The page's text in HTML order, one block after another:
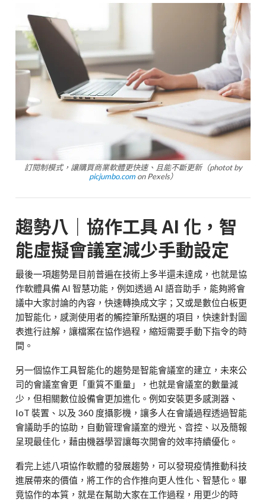
訂閱制模式，讓購買商業軟體更快速、且能不斷更新（photot by
picjumbo.comon Pexels）
趨勢八｜協作工具 AI 化，智
能虛擬會議室減少手動設定
最後一項趨勢是目前普遍在技術上多半還未達成，也就是協
作軟體具備 AI 智慧功能，例如透過 AI 語音助手，能夠將會
議中大家討論的內容，快速轉換成文字；又或是數位白板更
加智能化，感測使用者的觸控筆所點選的項目，快速針對圖
表進行註解，讓檔案在協作過程，縮短需要手動下指令的時
間。
另一個協作工具智能化的趨勢是智能會議室的建立，未來公
司的會議室會更「重質不重量」，也就是會議室的數量減
少，但相關數位設備會更加進化。例如安裝更多感測器、
IoT 裝置、以及 360 度攝影機，讓多人在會議過程透過智能
會議助手的協助，自動管理會議室的燈光、音控、以及簡報
呈現最佳化，藉由機器學習讓每次開會的效率持續優化。
看完上述八項協作軟體的發展趨勢，可以發現疫情推動科技
進展帶來的價值，將工作的合作推向更人性化、智慧化。畢
竟協作的本質，就是在幫助大家在工作過程，用更少的時